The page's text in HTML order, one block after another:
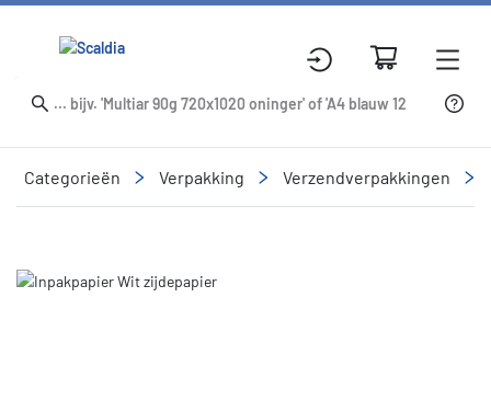
Categorieën Verpakking Verzendverpakkingen
Slide 1 of 1